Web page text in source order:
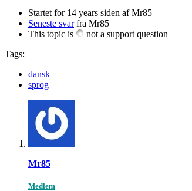
Startet for 14 years siden af Mr85
Seneste svarfra Mr85
This topic is
not a support question
Tags:
dansk
sprog
Mr85
Medlem